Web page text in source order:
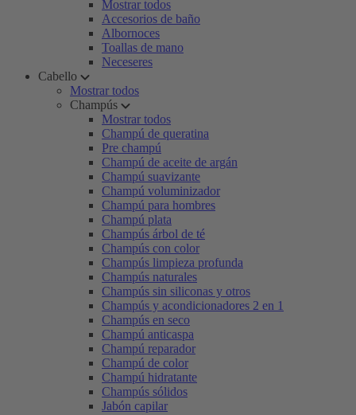
Mostrar todos
Accesorios de baño
Albornoces
Toallas de mano
Neceseres
Cabello
Mostrar todos
Champús
Mostrar todos
Champú de queratina
Pre champú
Champú de aceite de argán
Champú suavizante
Champú voluminizador
Champú para hombres
Champú plata
Champús árbol de té
Champús con color
Champús limpieza profunda
Champús naturales
Champús sin siliconas y otros
Champús y acondicionadores 2 en 1
Champús en seco
Champú anticaspa
Champú reparador
Champú de color
Champú hidratante
Champús sólidos
Jabón capilar